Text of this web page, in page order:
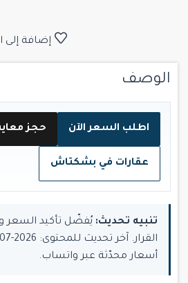
إضافة إلى
الوصف
اطلب السعر الآن حجز
عقارات في بشكتاش
تنبيه تحديث: يُفضّل تأكيد السعر
أسعار محدّثة عبر واتساب.